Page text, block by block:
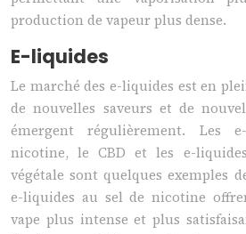
production de vapeur plus dense.
E-liquides
Le marché des e-liquides est en
de nouvelles saveurs et de
émergent régulièrement. Les
nicotine, le CBD et les e-
végétale sont quelques exemples
e-liquides au sel de nicotine
vape plus intense et plus